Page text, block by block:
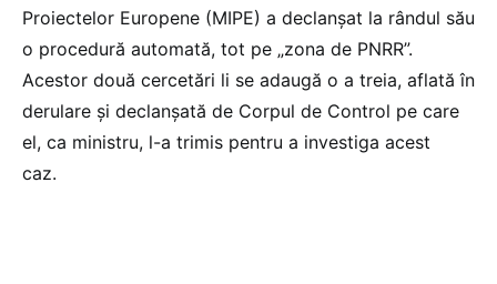
Proiectelor Europene (MIPE) a declanșat la rândul său
o procedură automată, tot pe „zona de PNRR”.
Acestor două cercetări li se adaugă o a treia, aflată în
derulare și declanșată de Corpul de Control pe care
el, ca ministru, l-a trimis pentru a investiga acest
caz.